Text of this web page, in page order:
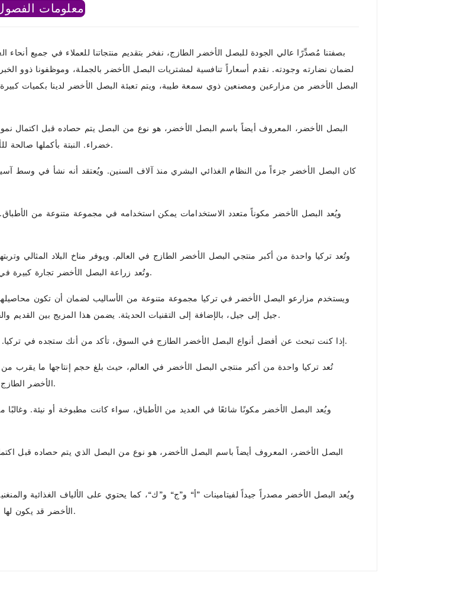
معلومات
بصفتنا مُصدِّرًا عالي الجودة للبصل الأخضر الطازج، نفخر بتقديم منتجاتنا للعملاء في جميع أنحاء
لضمان نضارته وجودته. نقدم أسعاراً تنافسية لمشتريات البصل الأخضر بالجملة، وموظفونا ذوو
البصل الأخضر من مزارعين ومصنعين ذوي سمعة طيبة، ويتم تعبئة البصل الأخضر لدينا بكميات
البصل الأخضر، المعروف أيضاً باسم البصل الأخضر، هو نوع من البصل يتم حصاده قبل اكتمال
خضراء. النبتة بأكملها صالحة للأكل، لكن القاعدة البيضاء والساق الخضراء هما الجزءان الأكثر استخداماً.
كان البصل الأخضر جزءاً من النظام الغذائي البشري منذ آلاف السنين. ويُعتقد أنه نشأ في وسط
ويُعد البصل الأخضر مكوناً متعدد الاستخدامات يمكن استخدامه في مجموعة متنوعة من
وتُعد تركيا واحدة من أكبر منتجي البصل الأخضر الطازج في العالم. ويوفر مناخ البلاد المثالي
وتُعد زراعة البصل الأخضر تجارة كبيرة في تركيا، حيث يكرس العديد من المزارعين أنفسهم لزراعة هذا المحصول.
ويستخدم مزارعو البصل الأخضر في تركيا مجموعة متنوعة من الأساليب لضمان أن تكون
جيل إلى جيل، بالإضافة إلى التقنيات الحديثة. يضمن هذا المزيج بين القديم والجديد أن مزارعي البصل الأخضر في تركيا قادرون على إنتاج منتج متميز.
إذا كنت تبحث عن أفضل أنواع البصل الأخضر الطازج في السوق، تأكد من أنك ستجده في تركيا. يفخر المزارعون في البلاد بعملهم، ويظهر ذلك في جودة البصل الأخضر.
الأخضر الطازج في الارتفاع، حيث بلغت قيمتها 3.4 مليون دولار أمريكي في عام 2016.
ويُعد البصل الأخضر مكونًا شائعًا في العديد من الأطباق، سواء كانت مطبوخة أو نيئة. وغالبًا
البصل الأخضر، المعروف أيضاً باسم البصل الأخضر، هو نوع من البصل الذي يتم حصاده قبل
ويُعد البصل الأخضر مصدراً جيداً لفيتامينات ”أ“ و”ج“ و”ك“، كما يحتوي على الألياف الغذائية
الأخضر قد يكون لها فوائد صحية، بما في ذلك تقليل خطر الإصابة بالسرطان وأمراض القلب.